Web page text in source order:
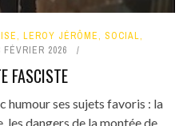
, LEROY JÉRÔME, SOCIAL,
FÉVRIER 2026
FASCISTE
humour ses sujets favoris : la
dangers de la montée de